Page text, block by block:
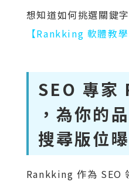
想知道如何挑選關鍵
【Rankking 軟體教
SEO 專
，為你的
搜尋版位
Rankking 作為 SEO